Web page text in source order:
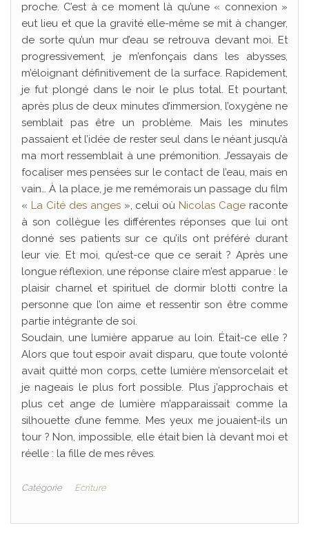
proche. C’est à ce moment là qu’une « connexion »
eut lieu et que la gravité elle-même se mit à changer,
de sorte qu’un mur d’eau se retrouva devant moi. Et
progressivement, je m’enfonçais dans les abysses,
m’éloignant définitivement de la surface. Rapidement,
je fut plongé dans le noir le plus total. Et pourtant,
après plus de deux minutes d’immersion, l’oxygène ne
semblait pas être un problème. Mais les minutes
passaient et l’idée de rester seul dans le néant jusqu’à
ma mort ressemblait à une prémonition. J’essayais de
focaliser mes pensées sur le contact de l’eau, mais en
vain… À la place, je me remémorais un passage du film
« La Cité des anges», celui où Nicolas Cage raconte
à son collègue les différentes réponses que lui ont
donné ses patients sur ce qu’ils ont préféré durant
leur vie. Et moi, qu’est-ce que ce serait ? Après une
longue réflexion, une réponse claire m’est apparue : le
plaisir charnel et spirituel de dormir blotti contre la
personne que l’on aime et ressentir son être comme
partie intégrante de soi.
Soudain, une lumière apparue au loin. Était-ce elle ?
Alors que tout espoir avait disparu, que toute volonté
avait quitté mon corps, cette lumière m’ensorcelait et
je nageais le plus fort possible. Plus j’approchais et
plus cet ange de lumière m’apparaissait comme la
silhouette d’une femme. Mes yeux me jouaient-ils un
tour ? Non, impossible, elle était bien là devant moi et
réelle : la fille de mes rêves.
Catégorie Ecriture